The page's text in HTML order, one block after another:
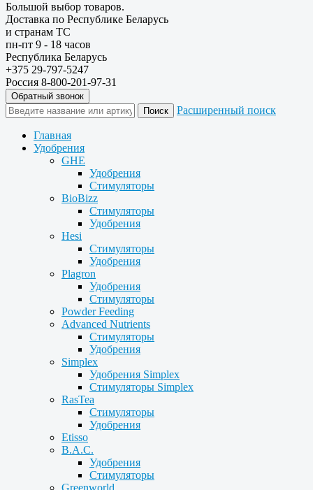
Большой выбор товаров.
Доставка по Республике Беларусь
и странам ТС
пн-пт 9 - 18 часов
Республика Беларусь
+375 29-797-5247
Россия 8-800-201-97-31
Обратный звонок
Расширенный поиск
Главная
Удобрения
GHE
Удобрения
Стимуляторы
BioBizz
Стимуляторы
Удобрения
Hesi
Стимуляторы
Удобрения
Plagron
Удобрения
Стимуляторы
Powder Feeding
Advanced Nutrients
Стимуляторы
Удобрения
Simplex
Удобрения Simplex
Стимуляторы Simplex
RasTea
Стимуляторы
Удобрения
Etisso
B.A.C.
Удобрения
Стимуляторы
Greenworld